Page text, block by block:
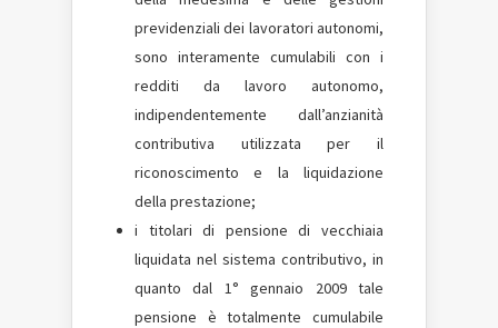
previdenziali dei lavoratori autonomi,
sono interamente cumulabili con i
redditi da lavoro autonomo,
indipendentemente dall’anzianità
contributiva utilizzata per il
riconoscimento e la liquidazione
della prestazione;
i titolari di pensione di vecchiaia
liquidata nel sistema contributivo, in
quanto dal 1° gennaio 2009 tale
pensione è totalmente cumulabile